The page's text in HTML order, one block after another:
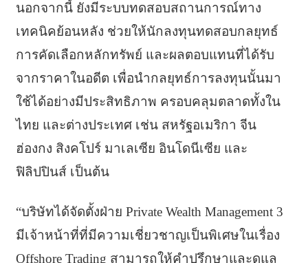
นอกจากนี้ ยังมีระบบทดสอบสถานการณ์ทาง
เทคนิคย้อนหลัง ช่วยให้นักลงทุนทดสอบกลยุทธ์
การคัดเลือกหลักทรัพย์ และผลตอบแทนที่ได้รับ
จากราคาในอดีต เพื่อนำกลยุทธ์การลงทุนนั้นมา
ใช้ได้อย่างมีประสิทธิภาพ ครอบคลุมตลาดทั้งใน
ไทย และต่างประเทศ เช่น สหรัฐอเมริกา จีน
ฮ่องกง สิงคโปร์ มาเลเซีย อินโดนีเซีย และ
ฟิลิปปินส์ เป็นต้น
“บริษัทได้จัดตั้งฝ่าย Private Wealth Management 3
มีเจ้าหน้าที่ที่มีความเชี่ยวชาญเป็นพิเศษในเรื่อง
Offshore Trading สามารถให้คำปรึกษาและดูแล